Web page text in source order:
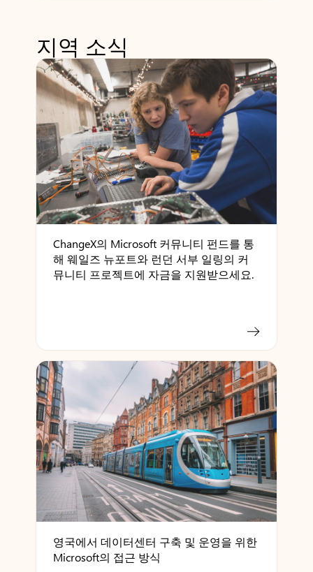
지역 소식
ChangeX의 Microsoft 커뮤니티 펀드를 통
해 웨일즈 뉴포트와 런던 서부 일링의 커
뮤니티 프로젝트에 자금을 지원받으세요.
영국에서 데이터센터 구축 및 운영을 위한
Microsoft의 접근 방식